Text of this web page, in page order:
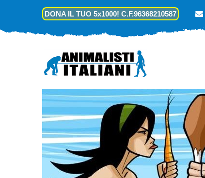
DONA IL TUO 5x1000! C.F.96368210587